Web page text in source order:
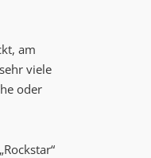
am
viele
oder